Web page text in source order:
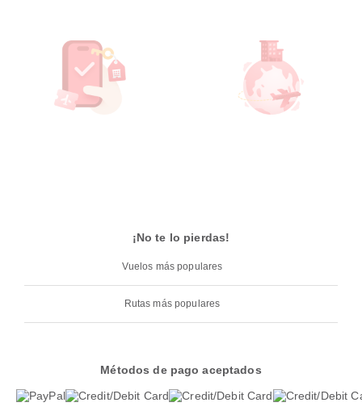
¡No te lo pierdas!
Vuelos más populares
Rutas más populares
Métodos de pago aceptados